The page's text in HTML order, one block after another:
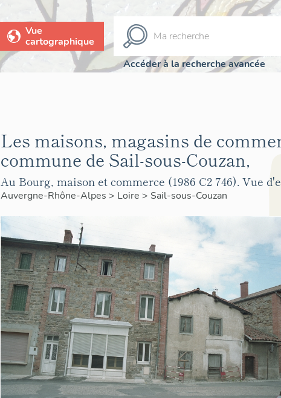
Vue
cartographique
Accéder à la recherche avancée
Les maisons, magasins de
commune de Sail-sous-Couzan,
Au Bourg, maison et commerce (1986 C2 746). Vue
Auvergne-Rhône-Alpes > Loire > Sail-sous-Couzan